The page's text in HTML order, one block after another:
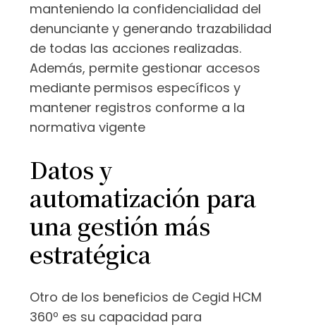
manteniendo la confidencialidad del
denunciante y generando trazabilidad
de todas las acciones realizadas.
Además, permite gestionar accesos
mediante permisos específicos y
mantener registros conforme a la
normativa vigente
Datos y
automatización para
una gestión más
estratégica
Otro de los beneficios de Cegid HCM
360º es su capacidad para